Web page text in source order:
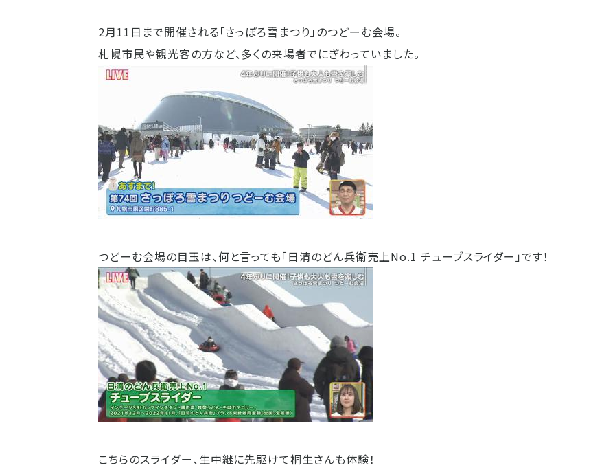
2月11日まで開催される「さっぽろ雪まつり」のつどーむ会場。
札幌市民や観光客の方など、多くの来場者でにぎわっていました。
つどーむ会場の目玉は、何と言っても「日清のどん兵衛売上No.1 チューブスライダー」です！
こちらのスライダー、生中継に先駆けて桐生さんも体験！